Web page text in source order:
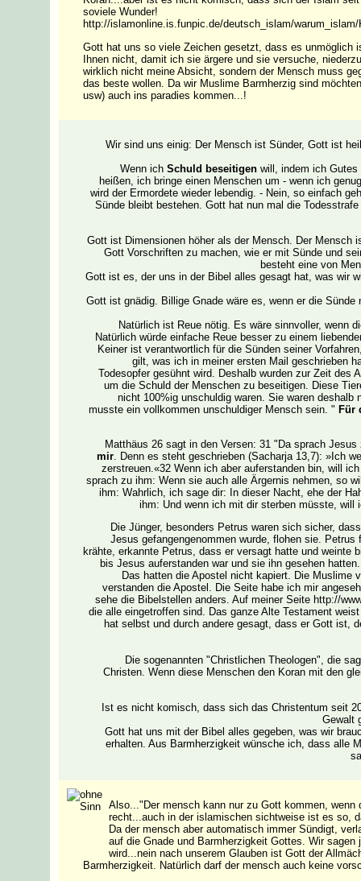
soviele Wunder!
http://islamonline.is.funpic.de/deutsch_islam/
Gott hat uns so viele Zeichen gesetzt, dass es
Ihnen nicht, damit ich sie ärgere und sie versuche,
wirklich nicht meine Absicht, sondern der Mensch muss
das beste wollen. Da wir Muslime Barmherzig sind
usw) auch ins paradies kommen...!
Wir sind uns einig: Der Mensch ist Sünder, Gott ist
Wenn ich Schuld beseitigenwill, indem ich Gutes
heißen, ich bringe einen Menschen um - wenn ich
wird der Ermordete wieder lebendig. - Nein, so einfach
Sünde bleibt bestehen. Gott hat nun mal die
Gott ist Dimensionen höher als der Mensch. Der Mensch
Gott Vorschriften zu machen, wie er mit Sünde und
besteht eine von
Gott ist es, der uns in der Bibel alles gesagt hat, was wir
Gott ist gnädig. Billige Gnade wäre es, wenn er die
Natürlich ist Reue nötig. Es wäre sinnvoller, wenn
Natürlich würde einfache Reue besser zu einem
Keiner ist verantwortlich für die Sünden seiner
gilt, was ich in meiner ersten Mail geschrieben
Todesopfer gesühnt wird. Deshalb wurden zur Zeit des
um die Schuld der Menschen zu beseitigen. Diese
nicht 100%ig unschuldig waren. Sie waren
musste ein vollkommen unschuldiger Mensch sein. " Für
Matthäus 26 sagt in den Versen: 31 "Da sprach
mir. Denn es steht geschrieben (Sacharja 13,7): »Ich
zerstreuen.«32 Wenn ich aber auferstanden bin, will
sprach zu ihm: Wenn sie auch alle Ärgernis nehmen, so
ihm: Wahrlich, ich sage dir: In dieser Nacht, ehe der
ihm: Und wenn ich mit dir sterben müsste, will
Die Jünger, besonders Petrus waren sich sicher,
Jesus gefangengenommen wurde, flohen sie.
krähte, erkannte Petrus, dass er versagt hatte und weinte
bis Jesus auferstanden war und sie ihn gesehen
Das hatten die Apostel nicht kapiert. Die Muslime
verstanden die Apostel. Die Seite habe ich mir
sehe die Bibelstellen anders. Auf meiner Seite http://
die alle eingetroffen sind. Das ganze Alte Testament
hat selbst und durch andere gesagt, dass er Gott ist,
Die sogenannten "Christlichen Theologen", die
Christen. Wenn diese Menschen den Koran mit den
Ist es nicht komisch, dass sich das Christentum seit
Gewalt
Gott hat uns mit der Bibel alles gegeben, was wir
erhalten. Aus Barmherzigkeit wünsche ich, dass alle
Also..."Der mensch kann nur zu Gott kommen,
recht...auch in der islamischen sichtweise ist es so,
Da der mensch aber automatisch immer Sündigt,
auf die Gnade und Barmherzigkeit Gottes. Wir
wird...nein nach unserem Glauben ist Gott der
Barmherzigkeit. Natürlich darf der mensch auch keine